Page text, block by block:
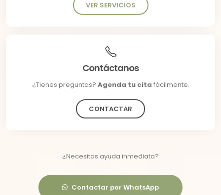
VER SERVICIOS
Contáctanos
¿Tienes preguntas? Agenda tu cita fácilmente.
CONTACTAR
¿Necesitas ayuda inmediata?
Contactar por WhatsApp